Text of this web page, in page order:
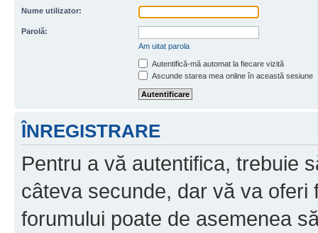
Nume utilizator:
Parolă:
Am uitat parola
Autentifică-mă automat la fiecare vizită
Ascunde starea mea online în această sesiune
ÎNREGISTRARE
Pentru a vă autentifica, trebuie
câteva secunde, dar vă va oferi
forumului poate de asemenea